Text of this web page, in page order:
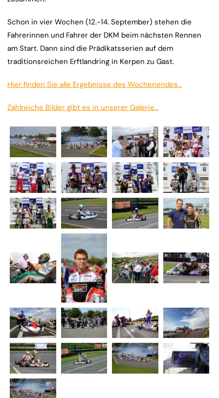
Schon in vier Wochen (12.-14. September) stehen die
Fahrerinnen und Fahrer der DKM beim nächsten Rennen
am Start. Dann sind die Prädikatsserien auf dem
traditionsreichen Erftlandring in Kerpen zu Gast.
Hier finden Sie alle Ergebnisse des Wochenendes…
Zahlreiche Bilder gibt es in unserer Galerie…